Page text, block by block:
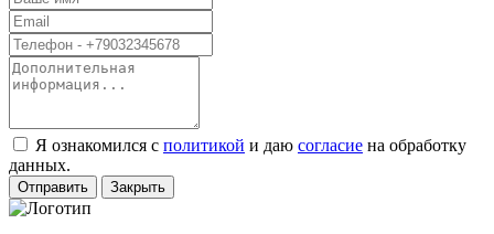
Я ознакомился с политикой и даю согласие на обработку
данных.
Отправить Закрыть